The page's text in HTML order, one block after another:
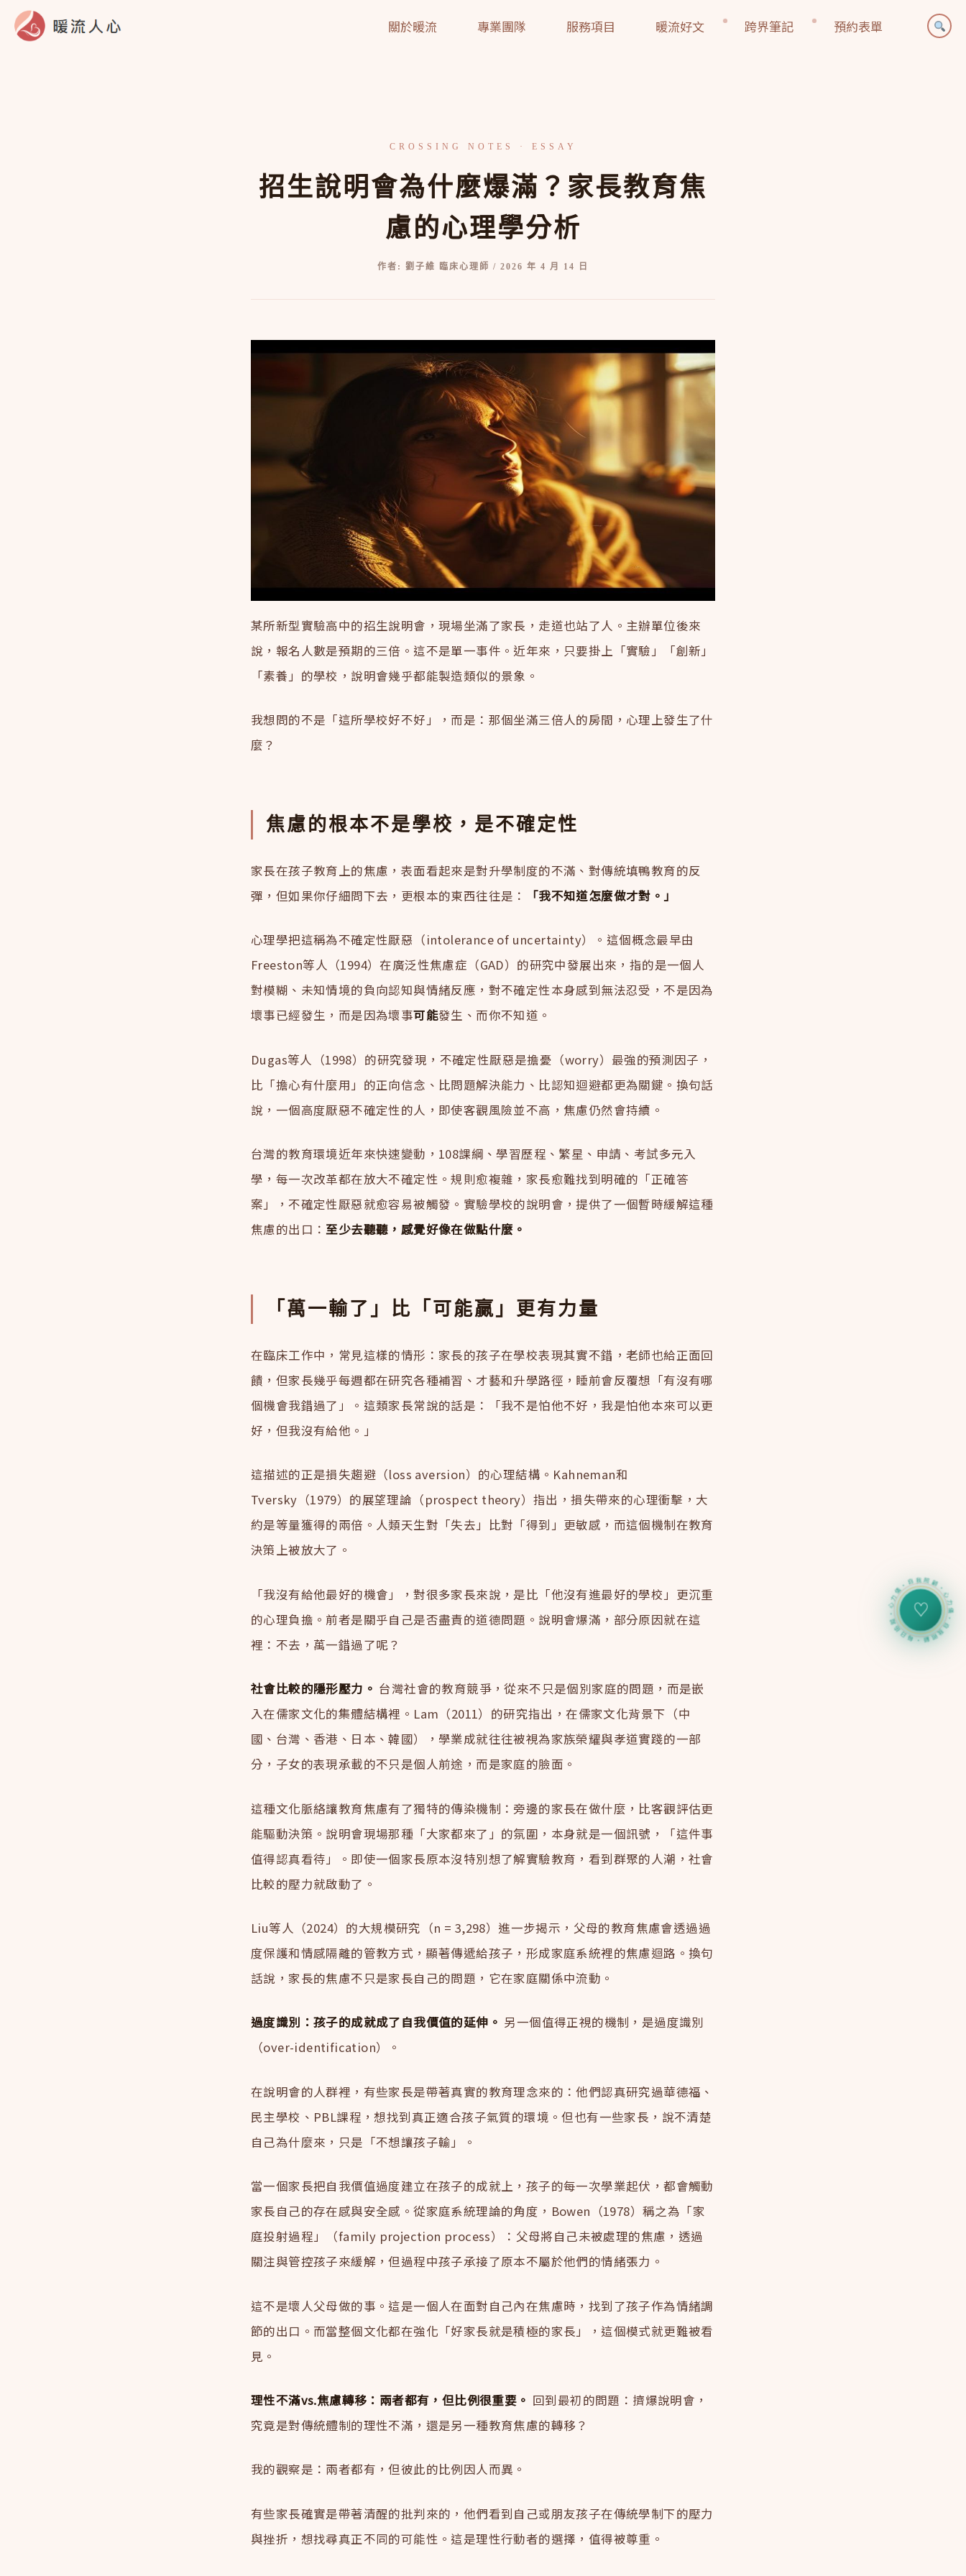
關於暖流 專業團隊 服務項目 暖流好文 跨界筆記 預約表單
招生說明會為什麼爆滿？家長教育焦
慮的心理學分析
作者: 劉子維 臨床心理師 / 2026 年 4 月 14 日
某所新型實驗高中的招生說明會，現場坐滿了家長，走道也站了人。主辦單位後來
說，報名人數是預期的三倍。這不是單一事件。近年來，只要掛上「實驗」「創新」
「素養」的學校，說明會幾乎都能製造類似的景象。
我想問的不是「這所學校好不好」，而是：那個坐滿三倍人的房間，心理上發生了什
麼？
焦慮的根本不是學校，是不確定性
家長在孩子教育上的焦慮，表面看起來是對升學制度的不滿、對傳統填鴨教育的反
彈，但如果你仔細問下去，更根本的東西往往是：
「我不知道怎麼做才對。」
心理學把這稱為不確定性厭惡（intolerance of uncertainty）。這個概念最早由
Freeston等人（1994）在廣泛性焦慮症（GAD）的研究中發展出來，指的是一個人
對模糊、未知情境的負向認知與情緒反應，對不確定性本身感到無法忍受，不是因為
壞事已經發生，而是因為壞事可能發生、而你不知道。
Dugas等人（1998）的研究發現，不確定性厭惡是擔憂（worry）最強的預測因子，
比「擔心有什麼用」的正向信念、比問題解決能力、比認知迴避都更為關鍵。換句話
說，一個高度厭惡不確定性的人，即使客觀風險並不高，焦慮仍然會持續。
台灣的教育環境近年來快速變動，108課綱、學習歷程、繁星、申請、考試多元入
學，每一次改革都在放大不確定性。規則愈複雜，家長愈難找到明確的「正確答
案」，不確定性厭惡就愈容易被觸發。實驗學校的說明會，提供了一個暫時緩解這種
焦慮的出口：至少去聽聽，感覺好像在做點什麼。
「萬一輸了」比「可能贏」更有力量
在臨床工作中，常見這樣的情形：家長的孩子在學校表現其實不錯，老師也給正面回
饋，但家長幾乎每週都在研究各種補習、才藝和升學路徑，睡前會反覆想「有沒有哪
個機會我錯過了」。這類家長常說的話是：「我不是怕他不好，我是怕他本來可以更
好，但我沒有給他。」
這描述的正是損失趨避（loss aversion）的心理結構。Kahneman和
Tversky（1979）的展望理論（prospect theory）指出，損失帶來的心理衝擊，大
約是等量獲得的兩倍。人類天生對「失去」比對「得到」更敏感，而這個機制在教育
決策上被放大了。
「我沒有給他最好的機會」，對很多家長來說，是比「他沒有進最好的學校」更沉重
的心理負擔。前者是關乎自己是否盡責的道德問題。說明會爆滿，部分原因就在這
裡：不去，萬一錯過了呢？
社會比較的隱形壓力。 台灣社會的教育競爭，從來不只是個別家庭的問題，而是嵌
入在儒家文化的集體結構裡。Lam（2011）的研究指出，在儒家文化背景下（中
國、台灣、香港、日本、韓國），學業成就往往被視為家族榮耀與孝道實踐的一部
分，子女的表現承載的不只是個人前途，而是家庭的臉面。
這種文化脈絡讓教育焦慮有了獨特的傳染機制：旁邊的家長在做什麼，比客觀評估更
能驅動決策。說明會現場那種「大家都來了」的氛圍，本身就是一個訊號，「這件事
值得認真看待」。即使一個家長原本沒特別想了解實驗教育，看到群聚的人潮，社會
比較的壓力就啟動了。
Liu等人（2024）的大規模研究（n = 3,298）進一步揭示，父母的教育焦慮會透過過
度保護和情感隔離的管教方式，顯著傳遞給孩子，形成家庭系統裡的焦慮迴路。換句
話說，家長的焦慮不只是家長自己的問題，它在家庭關係中流動。
過度識別：孩子的成就成了自我價值的延伸。 另一個值得正視的機制，是過度識別
（over-identification）。
在說明會的人群裡，有些家長是帶著真實的教育理念來的：他們認真研究過華德福、
民主學校、PBL課程，想找到真正適合孩子氣質的環境。但也有一些家長，說不清楚
自己為什麼來，只是「不想讓孩子輸」。
當一個家長把自我價值過度建立在孩子的成就上，孩子的每一次學業起伏，都會觸動
家長自己的存在感與安全感。從家庭系統理論的角度，Bowen（1978）稱之為「家
庭投射過程」（family projection process）：父母將自己未被處理的焦慮，透過
關注與管控孩子來緩解，但過程中孩子承接了原本不屬於他們的情緒張力。
這不是壞人父母做的事。這是一個人在面對自己內在焦慮時，找到了孩子作為情緒調
節的出口。而當整個文化都在強化「好家長就是積極的家長」，這個模式就更難被看
見。
理性不滿vs.焦慮轉移：兩者都有，但比例很重要。 回到最初的問題：擠爆說明會，
究竟是對傳統體制的理性不滿，還是另一種教育焦慮的轉移？
我的觀察是：兩者都有，但彼此的比例因人而異。
有些家長確實是帶著清醒的批判來的，他們看到自己或朋友孩子在傳統學制下的壓力
與挫折，想找尋真正不同的可能性。這是理性行動者的選擇，值得被尊重。
心力儀・自我照顧・每日追蹤・心力儀・自我照顧・每日追蹤・
♡